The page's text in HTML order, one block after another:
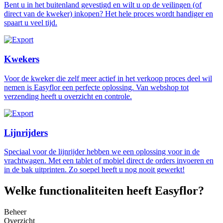
Bent u in het buitenland gevestigd en wilt u op de veilingen (of
direct van de kweker) inkopen? Het hele proces wordt handiger en
spaart u veel tijd.
Kwekers
Voor de kweker die zelf meer actief in het verkoop proces deel wil
nemen is Easyflor een perfecte oplossing. Van webshop tot
verzending heeft u overzicht en controle.
Lijnrijders
Speciaal voor de lijnrijder hebben we een oplossing voor in de
vrachtwagen. Met een tablet of mobiel direct de orders invoeren en
in de bak uitprinten. Zo soepel heeft u nog nooit gewerkt!
Welke functionaliteiten heeft Easyflor?
Beheer
Overzicht